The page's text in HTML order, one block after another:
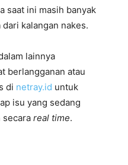
saat ini masih banyak
kalangan nakes.
lainnya
berlangganan atau
di netray.id untuk
isu yang sedang
secara real time.